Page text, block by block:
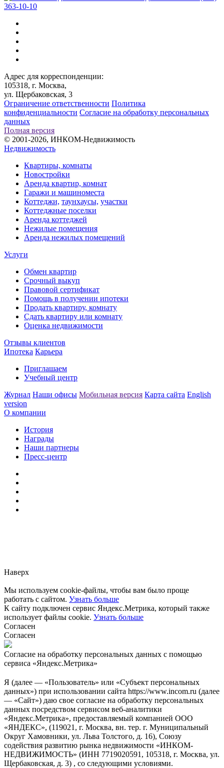
363-10-10
Адрес для корреспонденции:
105318, г. Москва,
ул. Щербаковская, 3
Ограничение ответственности Политика
конфиденциальности Согласие на обработку персональных
данных
Полная версия
© 2001-2026, ИНКОМ-Недвижимость
Недвижимость
Квартиры, комнаты
Новостройки
Аренда квартир, комнат
Гаражи и машиноместа
Коттеджи, таунхаусы, участки
Коттеджные поселки
Аренда коттеджей
Нежилые помещения
Аренда нежилых помещений
Услуги
Обмен квартир
Срочный выкуп
Правовой сертификат
Помощь в получении ипотеки
Продать квартиру, комнату
Сдать квартиру или комнату
Оценка недвижимости
Отзывы клиентов
Ипотека Карьера
Приглашаем
Учебный центр
Журнал Наши офисы Мобильная версия Карта сайта English
version
О компании
История
Награды
Наши партнеры
Пресс-центр
Наверх
Мы используем cookie-файлы, чтобы вам было проще
работать с сайтом. Узнать больше
К сайту подключен сервис Яндекс.Метрика, который также
использует файлы cookie. Узнать больше
Согласен
Согласен
Согласие на обработку персональных данных с помощью
сервиса «Яндекс.Метрика»
Я (далее — «Пользователь» или «Субъект персональных
данных») при использовании сайта https://www.incom.ru (далее
— «Сайт») даю свое согласие на обработку персональных
данных посредством сервисом веб-аналитики
«Яндекс.Метрика», предоставляемый компанией ООО
«ЯНДЕКС», (119021, г. Москва, вн. тер. г. Муниципальный
Округ Хамовники, ул. Льва Толстого, д. 16), Союзу
содействия развитию рынка недвижимости «ИНКОМ-
НЕДВИЖИМОСТЬ» (ИНН 7719020591, 105318, г. Москва, ул.
Щербаковская, д. 3) , со следующими условиями.